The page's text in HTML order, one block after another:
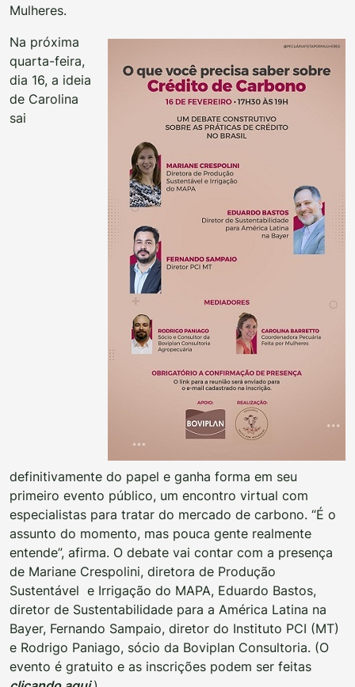
Mulheres.
Na próxima
quarta-feira,
dia 16, a ideia
de Carolina
sai
definitivamente do papel e ganha forma em seu
primeiro evento público, um encontro virtual com
especialistas para tratar do mercado de carbono. “É o
assunto do momento, mas pouca gente realmente
entende”, afirma. O debate vai contar com a presença
de Mariane Crespolini, diretora de Produção
Sustentável e Irrigação do MAPA, Eduardo Bastos,
diretor de Sustentabilidade para a América Latina na
Bayer, Fernando Sampaio, diretor do Instituto PCI (MT)
e Rodrigo Paniago, sócio da Boviplan Consultoria. (O
evento é gratuito e as inscrições podem ser feitas